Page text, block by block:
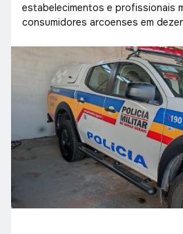
estabelecimentos e profissionais
consumidores arcoenses em